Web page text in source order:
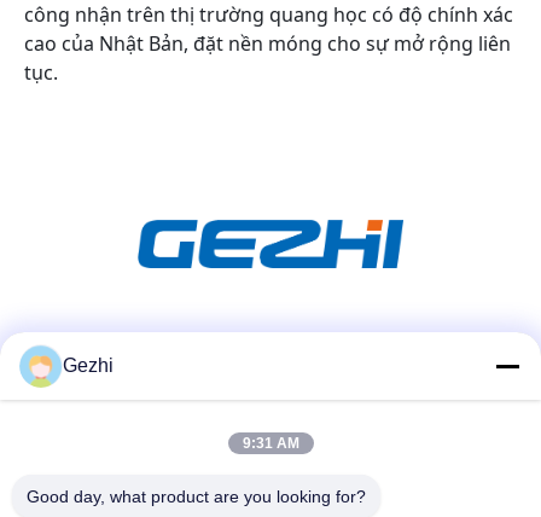
công nhận trên thị trường quang học có độ chính xác
cao của Nhật Bản, đặt nền móng cho sự mở rộng liên
tục.
Liên lạc nhanh
Điện thoại
Gezhi
9:31 AM
Good day, what product are you looking for?